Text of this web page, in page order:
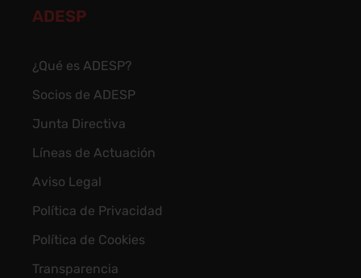
ADESP
¿Qué es ADESP?
Socios de ADESP
Junta Directiva
Líneas de Actuación
Aviso Legal
Política de Privacidad
Política de Cookies
Transparencia